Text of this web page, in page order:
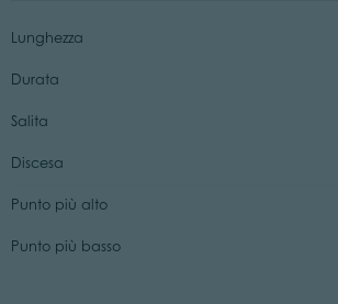
Lunghezza
Durata
Salita
Discesa
Punto più alto
Punto più basso